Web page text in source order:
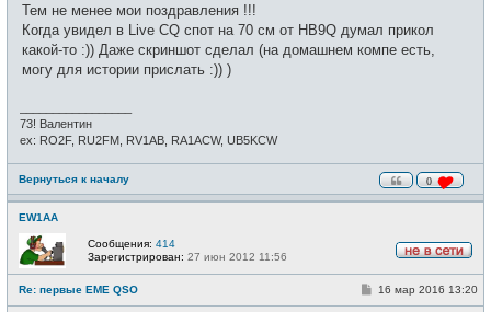
0
щ
н
Тем не менее мои поздравления !!!
Когда увидел в Live CQ спот на 70 см от HB9Q думал прикол
какой-то :)) Даже скриншот сделал (на домашнем компе есть,
могу для истории прислать :)) )
73! Валентин
ex: RO2F, RU2FM, RV1AB, RA1ACW, UB5KCW
Вернуться к началу
EW1AA
е
в
с
Сообщения: 414
Зарегистрирован: 27 июн 2012 11:56
Re: первые EME QSO
С16 мар 2016 13:20